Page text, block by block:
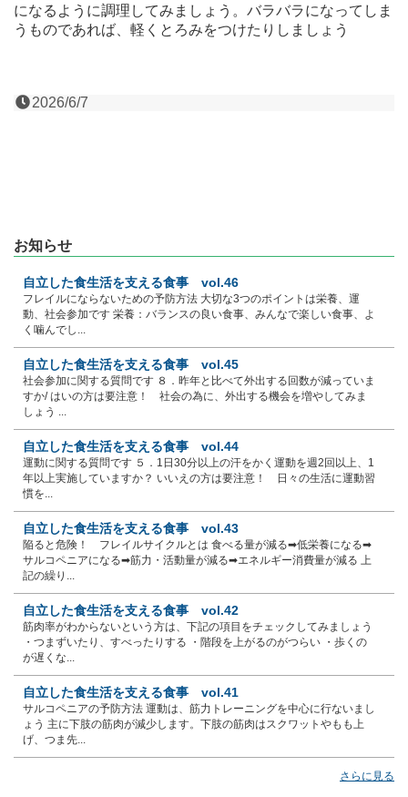
になるように調理してみましょう。バラバラになってしま
うものであれば、軽くとろみをつけたりしましょう
2026/6/7
お知らせ
自立した食生活を支える食事 vol.46
フレイルにならないための予防方法 大切な3つのポイントは栄養、運
動、社会参加です 栄養：バランスの良い食事、みんなで楽しい食事、よ
く噛んでし...
自立した食生活を支える食事 vol.45
社会参加に関する質問です ８．昨年と比べて外出する回数が減っていま
すか/ はいの方は要注意！ 社会の為に、外出する機会を増やしてみま
しょう ...
自立した食生活を支える食事 vol.44
運動に関する質問です ５．1日30分以上の汗をかく運動を週2回以上、1
年以上実施していますか？ いいえの方は要注意！ 日々の生活に運動習
慣を...
自立した食生活を支える食事 vol.43
陥ると危険！ フレイルサイクルとは 食べる量が減る➡低栄養になる➡
サルコペニアになる➡筋力・活動量が減る➡エネルギー消費量が減る 上
記の繰り...
自立した食生活を支える食事 vol.42
筋肉率がわからないという方は、下記の項目をチェックしてみましょう
・つまずいたり、すべったりする ・階段を上がるのがつらい ・歩くの
が遅くな...
自立した食生活を支える食事 vol.41
サルコペニアの予防方法 運動は、筋力トレーニングを中心に行ないまし
ょう 主に下肢の筋肉が減少します。下肢の筋肉はスクワットやもも上
げ、つま先...
さらに見る